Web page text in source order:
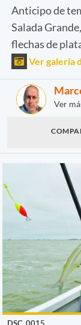
Anticipo de
Salada
flechas de
Ver galería
Ver
DSC_0015